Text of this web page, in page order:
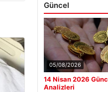
Güncel
05/08/2026
14 Nisan 2026
Analizleri